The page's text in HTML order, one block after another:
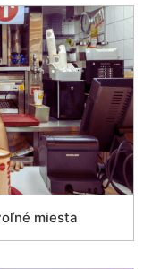
miesta